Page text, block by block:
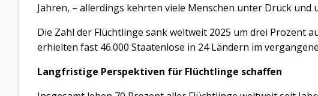
Jahren, – allerdings kehrten viele Menschen unter Druck
Die Zahl der Flüchtlinge sank weltweit 2025 um drei Prozent
erhielten fast 46.000 Staatenlose in 24 Ländern im
Langfristige Perspektiven für Flüchtlinge schaffen